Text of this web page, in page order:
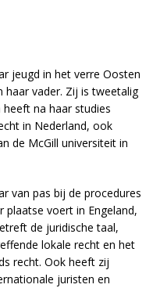
jeugd in het verre Oosten
vader. Zij is tweetalig
na haar studies
in Nederland, ook
de McGill universiteit in
van pas bij de procedures
voert in Engeland,
de juridische taal,
lokale recht en het
recht. Ook heeft zij
juristen en